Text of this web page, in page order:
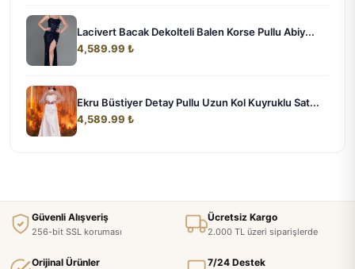
Lacivert Bacak Dekolteli Balen Korse Pullu Abiy...
4,589.99 ₺
Ekru Büstiyer Detay Pullu Uzun Kol Kuyruklu Sat...
4,589.99 ₺
Güvenli Alışveriş
256-bit SSL koruması
Ücretsiz Kargo
2.000 TL üzeri siparişlerde
Orijinal Ürünler 7/24 Destek